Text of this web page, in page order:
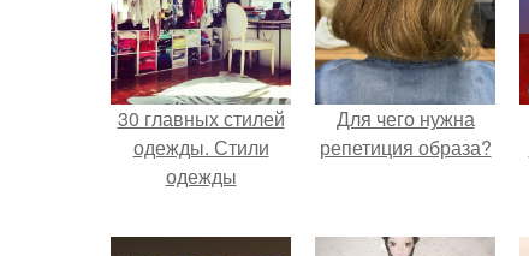
30 главных стилей
одежды. Стили
одежды
Для чего нужна
репетиция образа?